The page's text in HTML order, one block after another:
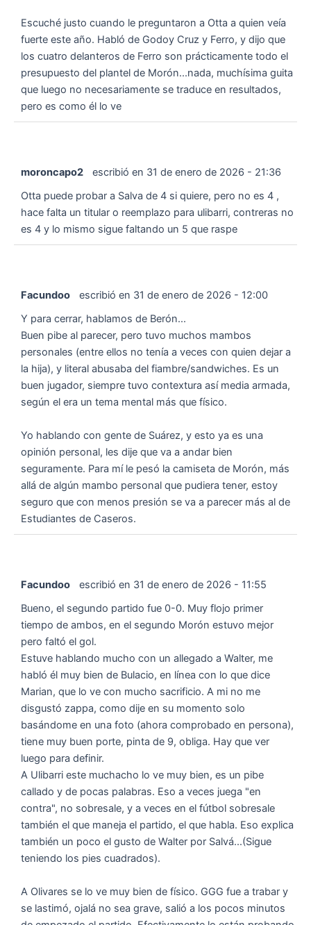
Escuché justo cuando le preguntaron a Otta a quien veía
fuerte este año. Habló de Godoy Cruz y Ferro, y dijo que
los cuatro delanteros de Ferro son prácticamente todo el
presupuesto del plantel de Morón...nada, muchísima guita
que luego no necesariamente se traduce en resultados,
pero es como él lo ve
moroncapo2 escribió en 31 de enero de 2026 - 21:36
Otta puede probar a Salva de 4 si quiere, pero no es 4 ,
hace falta un titular o reemplazo para ulibarri, contreras no
es 4 y lo mismo sigue faltando un 5 que raspe
Facundoo escribió en 31 de enero de 2026 - 12:00
Y para cerrar, hablamos de Berón...
Buen pibe al parecer, pero tuvo muchos mambos
personales (entre ellos no tenía a veces con quien dejar a
la hija), y literal abusaba del fiambre/sandwiches. Es un
buen jugador, siempre tuvo contextura así media armada,
según el era un tema mental más que físico.
Yo hablando con gente de Suárez, y esto ya es una
opinión personal, les dije que va a andar bien
seguramente. Para mí le pesó la camiseta de Morón, más
allá de algún mambo personal que pudiera tener, estoy
seguro que con menos presión se va a parecer más al de
Estudiantes de Caseros.
Facundoo escribió en 31 de enero de 2026 - 11:55
Bueno, el segundo partido fue 0-0. Muy flojo primer
tiempo de ambos, en el segundo Morón estuvo mejor
pero faltó el gol.
Estuve hablando mucho con un allegado a Walter, me
habló él muy bien de Bulacio, en línea con lo que dice
Marian, que lo ve con mucho sacrificio. A mi no me
disgustó zappa, como dije en su momento solo
basándome en una foto (ahora comprobado en persona),
tiene muy buen porte, pinta de 9, obliga. Hay que ver
luego para definir.
A Ulibarri este muchacho lo ve muy bien, es un pibe
callado y de pocas palabras. Eso a veces juega "en
contra", no sobresale, y a veces en el fútbol sobresale
también el que maneja el partido, el que habla. Eso explica
también un poco el gusto de Walter por Salvá...(Sigue
teniendo los pies cuadrados).
A Olivares se lo ve muy bien de físico. GGG fue a trabar y
se lastimó, ojalá no sea grave, salió a los pocos minutos